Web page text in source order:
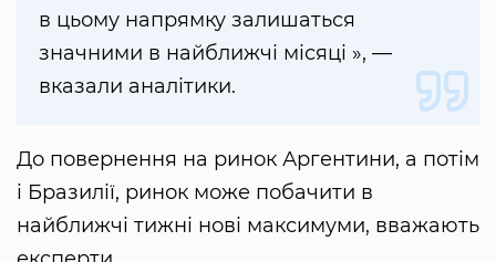
в цьому напрямку залишаться
значними в найближчі місяці », —
вказали аналітики.
До повернення на ринок Аргентини, а потім
і Бразилії, ринок може побачити в
найближчі тижні нові максимуми, вважають